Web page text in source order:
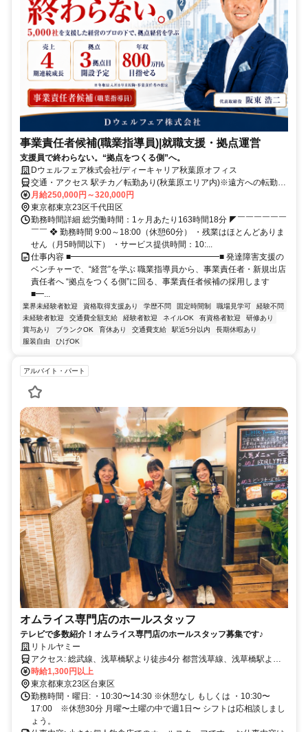
事業責任者候補(職業指導員)|就職支援・拠点運営
支援員で終わらない。“拠点をつくる側”へ。
Dウェルフェア株式会社/ディーキャリア秋葉原オフィス
交通・アクセス 駅チカ／転勤あり(秋葉原エリア内)※遠方への転勤は
なく、異動先はいずれも秋葉原駅から徒歩4分圏内です。※一部、半
年～1年程度で事業所間異動あり／受動喫煙対策あり(専用喫煙所あ
り)
月給250,000円～320,000円
東京都東京23区千代田区
勤務時間詳細 総労働時間：1ヶ月あたり163時間18分 ◤￣￣￣￣￣￣
￣￣ ❖ 勤務時間 9:00～18:00（休憩60分） ・残業はほとんどありま
せん（月5時間以下） ・サービス提供時間：10:...
仕事内容 ■━━━━━━━━━━━━━━━━━━■ 発達障害支援の
ベンチャーで、“経営”を学ぶ 職業指導員から、事業責任者・新規出店
責任者へ “拠点をつくる側”に回る、事業責任者候補の採用します
■━...
業界未経験者歓迎 資格取得支援あり 学歴不問 固定時間制 職場見学可
経験不問
未経験者歓迎
交通費全額支給 経験者歓迎 ネイルOK 有資格者歓迎
研修あり
賞与あり
ブランクOK 育休あり 交通費支給 駅近5分以内
長期休暇あり
服装自由
ひげOK
アルバイト・パート
オムライス専門店のホールスタッフ
テレビで多数紹介！オムライス専門店のホールスタッフ募集です♪
リトルヤミー
アクセス: 総武線、浅草橋駅より徒歩4分 都営浅草線、浅草橋駅より
徒歩2分
時給1,300円以上
東京都東京23区台東区
勤務時間・曜日: ・10:30〜14:30 ※休憩なし もしくは ・10:30〜
17:00 ※休憩30分 月曜〜土曜の中で週1日〜 シフトは応相談しまし
ょう。